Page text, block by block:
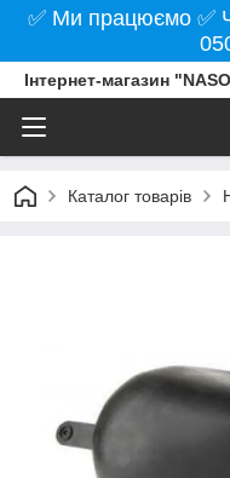
✅ Ми працюємо ✅
Інтернет-магазин
Каталог товарів